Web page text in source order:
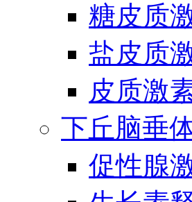
糖皮质
盐皮质
皮质激
下丘脑垂
促性腺